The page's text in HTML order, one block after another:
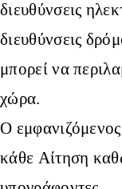
διευθύνσεις
διευθύνσεις
μπορεί να
χώρα.
Ο
κάθε Αίτηση